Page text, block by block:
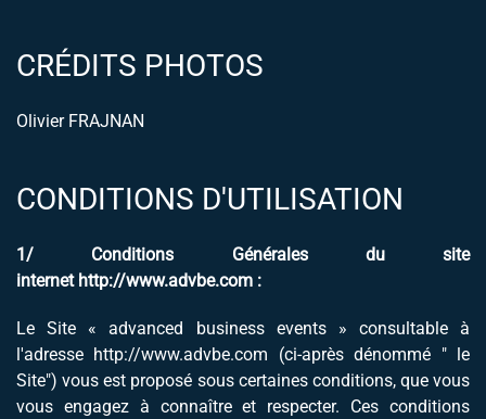
CRÉDITS PHOTOS
Olivier FRAJNAN
CONDITIONS D'UTILISATION
1/ Conditions Générales du site
internet http://www.advbe.com :
Le Site « advanced business events » consultable à
l'adresse http://www.advbe.com (ci-après dénommé " le
Site") vous est proposé sous certaines conditions, que vous
vous engagez à connaître et respecter. Ces conditions